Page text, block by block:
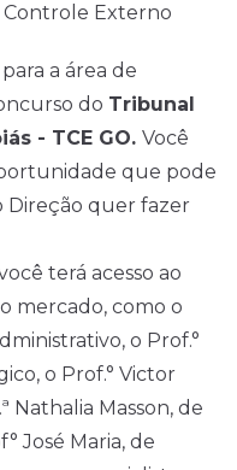
Externo
a área de
do Tribunal
- TCE GO. Você
que pode
Direção quer fazer
terá acesso ao
mercado, como o
o Prof.°
o Prof.° Victor
Nathalia Masson, de
José Maria, de